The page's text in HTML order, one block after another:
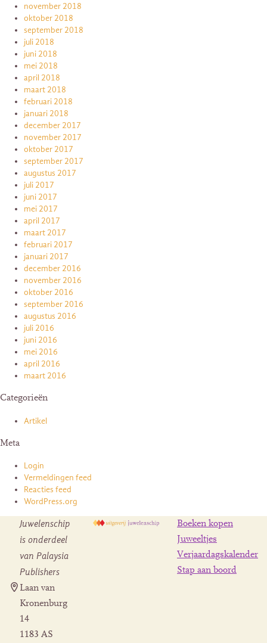
november 2018
oktober 2018
september 2018
juli 2018
juni 2018
mei 2018
april 2018
maart 2018
februari 2018
januari 2018
december 2017
november 2017
oktober 2017
september 2017
augustus 2017
juli 2017
juni 2017
mei 2017
april 2017
maart 2017
februari 2017
januari 2017
december 2016
november 2016
oktober 2016
september 2016
augustus 2016
juli 2016
juni 2016
mei 2016
april 2016
maart 2016
Categorieën
Artikel
Meta
Login
Vermeldingen feed
Reacties feed
WordPress.org
Juwelenschip
is onderdeel
van Palaysia
Publishers
Laan van
Kronenburg
14
1183 AS
Boeken kopen
Juweeltjes
Verjaardagskalender
Stap aan boord